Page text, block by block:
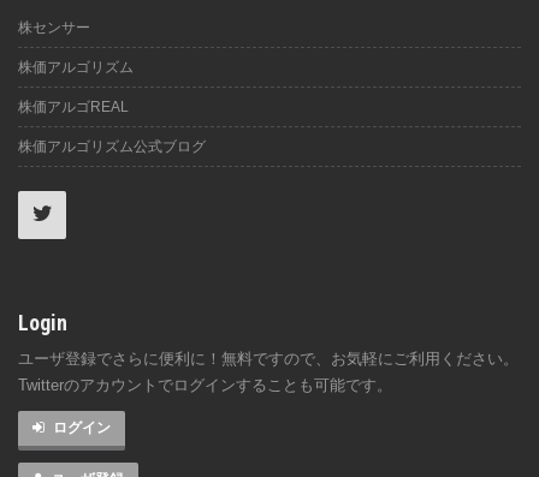
株センサー
株価アルゴリズム
株価アルゴREAL
株価アルゴリズム公式ブログ
Login
ユーザ登録でさらに便利に！無料ですので、お気軽にご利用ください。
Twitterのアカウントでログインすることも可能です。
ログイン